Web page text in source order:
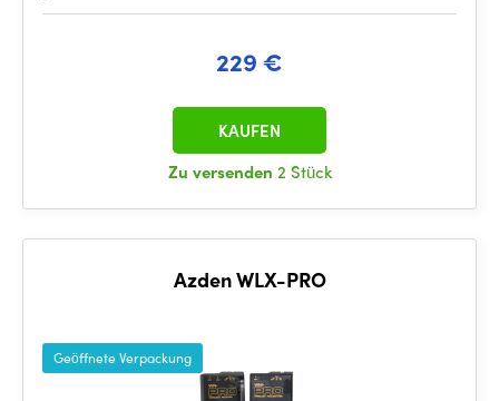
229 €
Zu versenden 2 Stück
KAUFEN
Azden WLX-PRO
Geöffnete Verpackung